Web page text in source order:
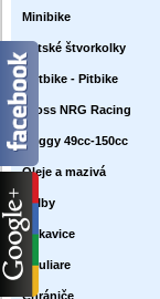
Minibike
Detské štvorkolky
Dirtbike - Pitbike
Cross NRG Racing
Buggy 49cc-150cc
Oleje a mazivá
Prilby
Rukavice
Okuliare
Chrániče